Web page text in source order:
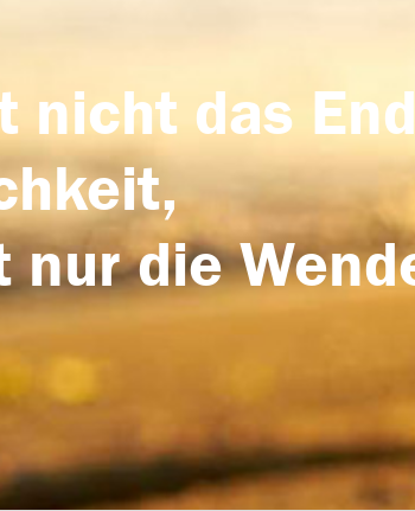
nicht das
nur die